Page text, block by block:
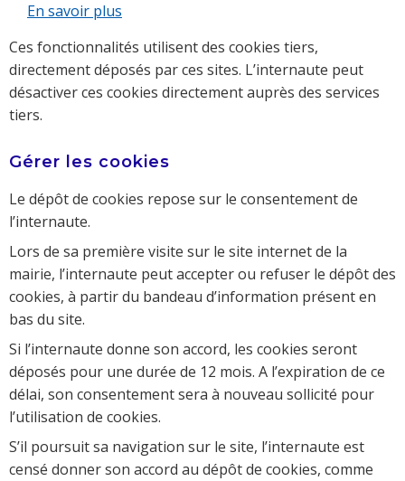
En savoir plus
Ces fonctionnalités utilisent des cookies tiers,
directement déposés par ces sites. L’internaute peut
désactiver ces cookies directement auprès des services
tiers.
Gérer les cookies
Le dépôt de cookies repose sur le consentement de
l’internaute.
Lors de sa première visite sur le site internet de la
mairie, l’internaute peut accepter ou refuser le dépôt des
cookies, à partir du bandeau d’information présent en
bas du site.
Si l’internaute donne son accord, les cookies seront
déposés pour une durée de 12 mois. A l’expiration de ce
délai, son consentement sera à nouveau sollicité pour
l’utilisation de cookies.
S’il poursuit sa navigation sur le site, l’internaute est
censé donner son accord au dépôt de cookies, comme